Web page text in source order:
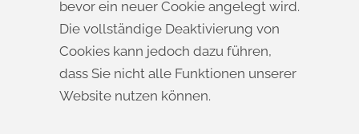
bevor ein neuer Cookie angelegt wird.
Die vollständige Deaktivierung von
Cookies kann jedoch dazu führen,
dass Sie nicht alle Funktionen unserer
Website nutzen können.